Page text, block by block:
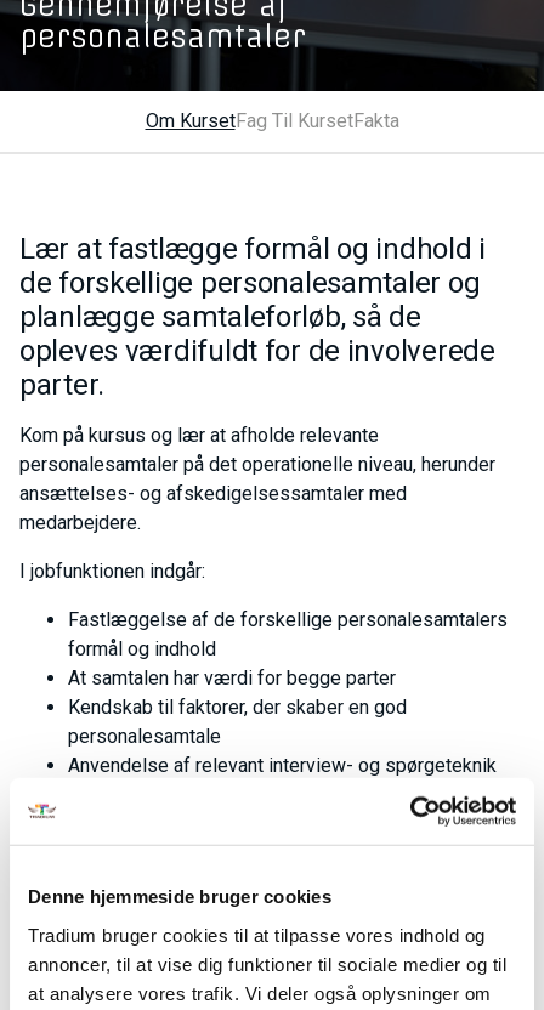
Denne hjemmeside bruger cookies
Tradium bruger cookies til at tilpasse vores indhold og
annoncer, til at vise dig funktioner til sociale medier og til
at analysere vores trafik. Vi deler også oplysninger om
personalesamtaler
Om KursetFag Til KursetFakta
Lær at fastlægge formål og indhold i
de forskellige personalesamtaler og
planlægge samtaleforløb, så de
opleves værdifuldt for de involverede
parter.
Kom på kursus og lær at afholde relevante
personalesamtaler på det operationelle niveau, herunder
ansættelses- og afskedigelsessamtaler med
medarbejdere.
I jobfunktionen indgår:
Fastlæggelse af de forskellige personalesamtalers
formål og indhold
At samtalen har værdi for begge parter
Kendskab til faktorer, der skaber en god
personalesamtale
Anvendelse af relevant interview- og spørgeteknik
Fag til kurset
Gennemførelse af personalesamtaler
Fagkode
Pris:
654,00 kr.
Varighed
2 dage